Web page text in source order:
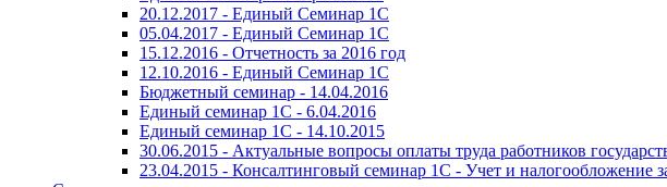
20.12.2017 - Единый Семинар 1С
05.04.2017 - Единый Семинар 1С
15.12.2016 - Отчетность за 2016 год
12.10.2016 - Единый Семинар 1С
Бюджетный семинар - 14.04.2016
Единый семинар 1С - 6.04.2016
Единый семинар 1С - 14.10.2015
30.06.2015 - Актуальные вопросы оплаты труда работников
23.04.2015 - Консалтинговый семинар 1С - Учет и налогообложение